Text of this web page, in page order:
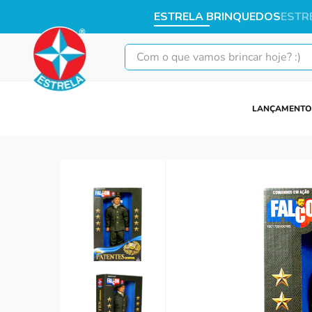
ESTRELA BRINQUEDOS
Com o que vamos brincar hoje? :)